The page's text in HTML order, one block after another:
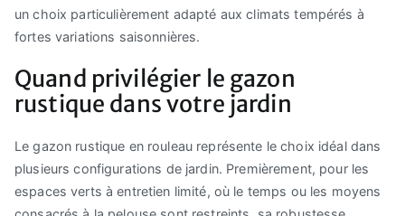
un choix particulièrement adapté aux climats tempérés à
fortes variations saisonnières.
Quand privilégier le gazon
rustique dans votre jardin
Le gazon rustique en rouleau représente le choix idéal dans
plusieurs configurations de jardin. Premièrement, pour les
espaces verts à entretien limité, où le temps ou les moyens